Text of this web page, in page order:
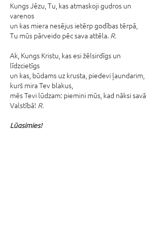
Kungs Jēzu, Tu, kas atmaskoji gudros un
varenos
un kas miera nesējus ietērp godības tērpā,
Tu mūs pārveido pēc sava attēla. R.
Ak, Kungs Kristu, kas esi žēlsirdīgs un
līdzcietīgs
un kas, būdams uz krusta, piedevi ļaundarim,
kurš mira Tev blakus,
mēs Tevi lūdzam: piemini mūs, kad nāksi savā
Valstībā! R.
Lūgsimies!